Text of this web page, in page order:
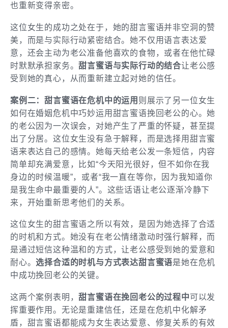
也重新变得亲密。
这位女生的成功之处在于，她的甜言蜜语并非空洞的赞
美，而是与实际行动紧密结合。她不仅用语言表达爱
意，还会主动为老公准备他喜欢的食物，或者在他忙碌
时默默承担家务。甜言蜜语与实际行动的结合让老公感
受到她的真心，从而重新建立起对她的信任。
案例二：甜言蜜语在危机中的运用 则展示了另一位女生
如何在婚姻危机中巧妙运用甜言蜜语挽回老公的心。她
的老公因为一次误会，对她产生了严重的怀疑，甚至提
出了分居。这位女生没有急于解释，而是选择用甜言蜜
语来表达自己的感情。她每天给老公发一条短信，内容
简单却充满爱意，比如“今天阳光很好，但不如你在我
身边的时候温暖”，或者“我一直在等你，因为我知道你
是我生命中最重要的人”。这些话语让老公逐渐冷静下
来，开始重新思考他们的关系。
这位女生的甜言蜜语之所以有效，是因为她选择了合适
的时机和方式。她没有在老公情绪激动时强行解释，而
是通过短信这种温和的方式，让老公感受到她的爱意和
耐心。 选择合适的时机与方式表达甜言蜜语是她在危机
中成功挽回老公的关键。
这两个案例表明，甜言蜜语在挽回老公的过程中可以发
挥重要作用。无论是重建信任，还是在危机中化解矛
盾，甜言蜜语都能成为女生表达爱意、修复关系的有效